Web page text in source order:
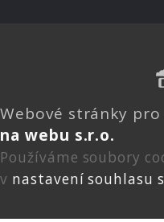
Webové stránky
na webu s.r.o.
Používáme soubory
v nastavení souhlasu